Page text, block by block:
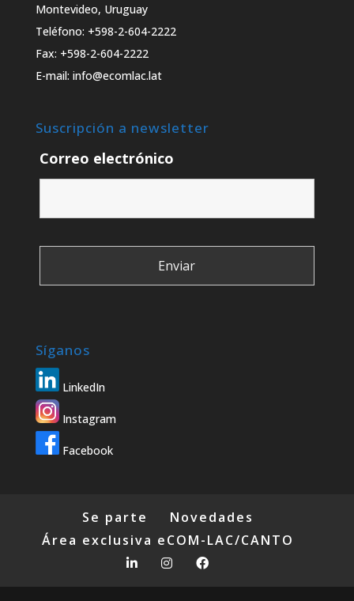
Montevideo, Uruguay
Teléfono: +598-2-604-2222
Fax: +598-2-604-2222
E-mail: info@ecomlac.lat
Suscripción a newsletter
Correo electrónico
Síganos
LinkedIn
Instagram
Facebook
Se parte
Novedades
Área exclusiva eCOM-LAC/CANTO